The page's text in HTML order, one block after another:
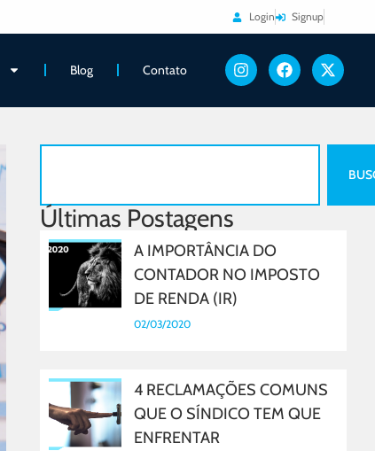
Login Signup
Blog Contato
Últimas Postagens
A IMPORTÂNCIA DO
CONTADOR NO IMPOSTO
DE RENDA (IR)
02/03/2020
4 RECLAMAÇÕES COMUNS
QUE O SÍNDICO TEM QUE
ENFRENTAR